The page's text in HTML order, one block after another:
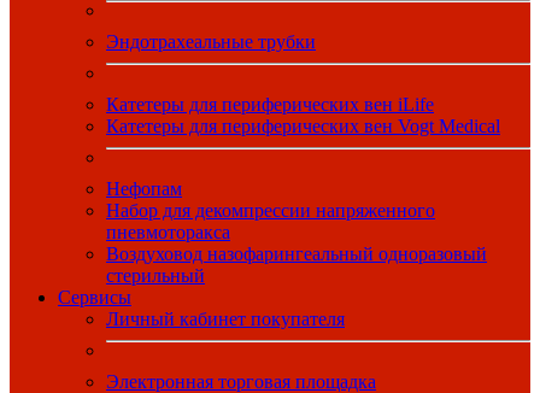
Эндотрахеальные трубки
Катетеры для периферических вен iLife
Катетеры для периферических вен Vogt Medical
Нефопам
Набор для декомпрессии напряженного
пневмоторакса
Воздуховод назофарингеальный одноразовый
стерильный
Сервисы
Личный кабинет покупателя
Электронная торговая площадка